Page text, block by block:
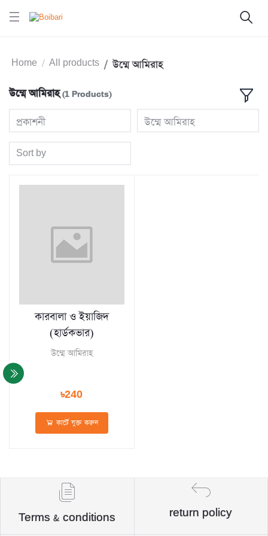
Home All products উম্মে আমিরাহ
উম্মে আমিরাহ(1 Products)
প্রকাশনী উম্মে আমিরাহ
Sort by
কারবালা ও ইয়াজিদ
(হার্ডকভার)
উম্মে আমিরাহ
৳240
কার্টে যুক্ত করুন
Terms & conditions return policy